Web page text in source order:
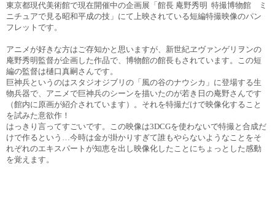
東京都現代美術館で現在開催中の企画展「館長 庵野秀明 特撮博物館 ミ
ニチュアで見る昭和平成の技」にて上映されている短編特撮映像のパン
フレットです。
アニメが好きな方はご存知かと思いますが、新世紀ヱヴァンゲリヲンの
庵野秀明監督が企画した作品で、博物館の館長もされています。この短
編の監督は樋口真嗣さんです。
巨神兵というのはスタジオジブリの「風の谷のナウシカ」に登場する生
物兵器で、アニメで巨神兵のシーンを描いたのが若き日の庵野さんです
（館内に原画が紹介されています）。それを特撮だけで映像化すること
を試みた意欲作！
はっきり言ってすごいです。この映像は3DCGを使わないで特撮と合成だ
けで作るという…今時は金が掛かりすぎて誰もやらないようなことをそ
れぞれのエキスパートが知恵を出し映像化したことにちょっとした感動
を覚えます。